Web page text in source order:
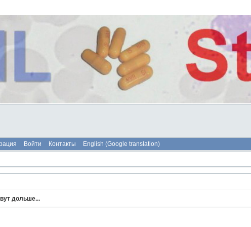
Войти Контакты English (Google translation)
дольше...